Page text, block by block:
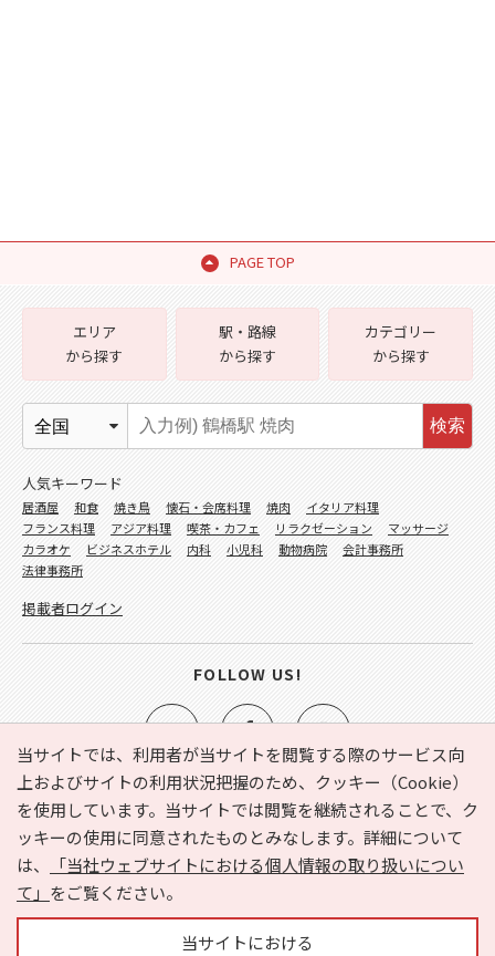
PAGE TOP
当サイトでは、利用者が当サイトを閲覧する際のサービス向
上およびサイトの利用状況把握のため、クッキー（Cookie）
を使用しています。当サイトでは閲覧を継続されることで、ク
ッキーの使用に同意されたものとみなします。詳細について
は、
「当社ウェブサイトにおける個人情報の取り扱いについ
て」 をご覧ください。
当サイトにおける
e-NAVITA（イーナビタ）とは？ お気に入り
ヘルプ
利用規約
個人情報の取り扱いについて
運営会社
サイトマップ
広告掲載に関するお問い合わせ
エリア
から探す
駅・路線
から探す
カテゴリー
から探す
検索
人気キーワード
居酒屋 和食 焼き鳥 懐石・会席料理 焼肉
イタリア料理
フランス料理
アジア料理 喫茶・カフェ リラクゼーション
マッサージ
カラオケ
ビジネスホテル 内科 小児科 動物病院
会計事務所
法律事務所
掲載者ログイン
FOLLOW US!